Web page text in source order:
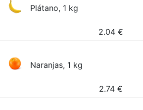
Plátano, 1 kg
2.04 €
Naranjas, 1 kg
2.74 €